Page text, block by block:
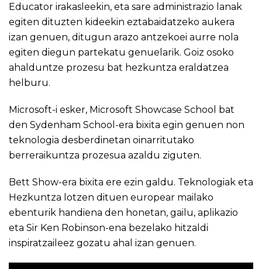
Educator irakasleekin, eta sare administrazio lanak
egiten dituzten kideekin eztabaidatzeko aukera
izan genuen, ditugun arazo antzekoei aurre nola
egiten diegun partekatu genuelarik. Goiz osoko
ahalduntze prozesu bat hezkuntza eraldatzea
helburu.
Microsoft-i esker, Microsoft Showcase School bat
den Sydenham School -era bixita egin genuen non
teknologia desberdinetan oinarritutako
berreraikuntza prozesua azaldu ziguten.
Bett Show-era bixita ere ezin galdu. Teknologiak eta
Hezkuntza lotzen dituen europear mailako
ebenturik handiena den honetan, gailu, aplikazio
eta Sir Ken Robinson-ena bezelako hitzaldi
inspiratzaileez gozatu ahal izan genuen.